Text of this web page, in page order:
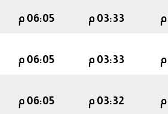
03:33 م 06:05 م
03:33 م 06:05 م
03:32 م 06:05 م